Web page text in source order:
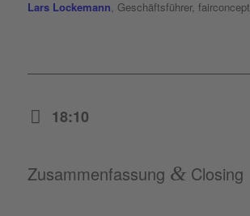
Lars Lockemann , Geschäftsführer, fairconcept
18:10
Zusammenfassung &Closing